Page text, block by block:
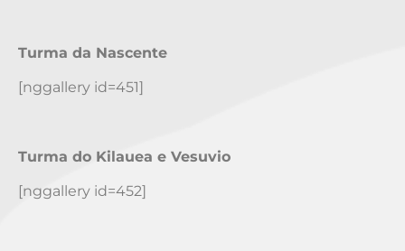
Turma da Nascente
[nggallery id=451]
Turma do Kilauea e Vesuvio
[nggallery id=452]